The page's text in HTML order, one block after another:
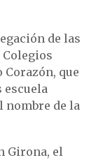
de las
Colegios
Corazón, que
escuela
nombre de la
Girona, el